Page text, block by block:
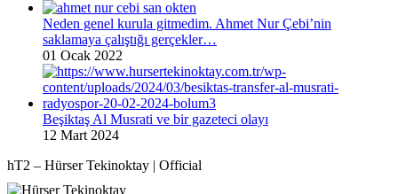
Neden genel kurula gitmedim. Ahmet Nur Çebi’nin
saklamaya çalıştığı gerçekler…
01 Ocak 2022
Beşiktaş Al Musrati ve bir gazeteci olayı
12 Mart 2024
hT2 – Hürser Tekinoktay | Official